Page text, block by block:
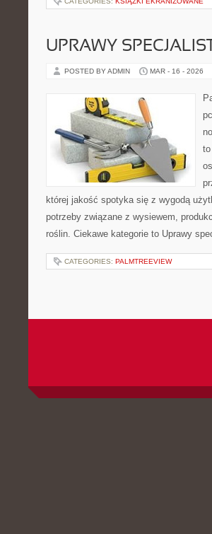
UPRAWY
POSTED BY ADMIN MAR - 16 - 2026
której jakość spotyka się z wygodą
potrzeby związane z wysiewem,
roślin. Ciekawe kategorie to Uprawy
CATEGORIES: PALMTREEVIEW